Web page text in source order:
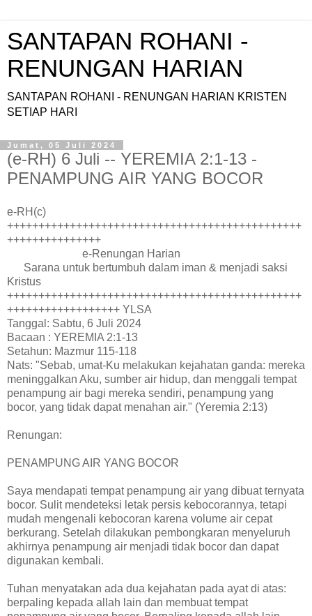
SANTAPAN ROHANI -
RENUNGAN HARIAN
SANTAPAN ROHANI - RENUNGAN HARIAN KRISTEN
SETIAP HARI
Jumat, 05 Juli 2024
(e-RH) 6 Juli -- YEREMIA 2:1-13 -
PENAMPUNG AIR YANG BOCOR
e-RH(c)
+++++++++++++++++++++++++++++++++++++++++++++++
+++++++++++++++
e-Renungan Harian
Sarana untuk bertumbuh dalam iman & menjadi saksi
Kristus
+++++++++++++++++++++++++++++++++++++++++++++++
++++++++++++++++++ YLSA
Tanggal: Sabtu, 6 Juli 2024
Bacaan : YEREMIA 2:1-13
Setahun: Mazmur 115-118
Nats: "Sebab, umat-Ku melakukan kejahatan ganda: mereka
meninggalkan Aku, sumber air hidup, dan menggali tempat
penampung air bagi mereka sendiri, penampung yang
bocor, yang tidak dapat menahan air." (Yeremia 2:13)
Renungan:
PENAMPUNG AIR YANG BOCOR
Saya mendapati tempat penampung air yang dibuat ternyata
bocor. Sulit mendeteksi letak persis kebocorannya, tetapi
mudah mengenali kebocoran karena volume air cepat
berkurang. Setelah dilakukan pembongkaran menyeluruh
akhirnya penampung air menjadi tidak bocor dan dapat
digunakan kembali.
Tuhan menyatakan ada dua kejahatan pada ayat di atas:
berpaling kepada allah lain dan membuat tempat